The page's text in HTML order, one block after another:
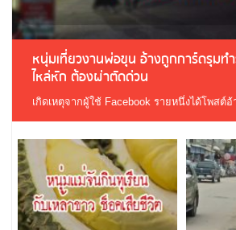
หนุ่มเที่ยวงานพ่อขุน อ้างถูกการ์ดรุมท
ไหล่หัก ต้องผ่าตัดด่วน
เกิดเหตุจากผู้ใช้ Facebook รายหนึ่งได้โพสต์